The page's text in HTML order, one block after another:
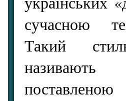
сучасною
Такий
називають